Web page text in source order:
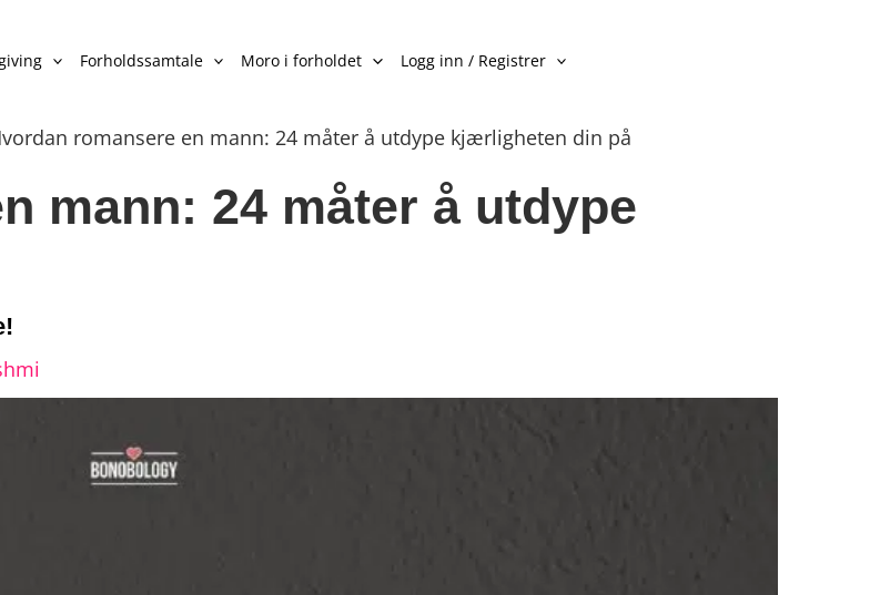
Forholdssamtale Moro i forholdet Logg inn / Registrer
romansere en mann: 24 måter å utdype kjærligheten din på
mann: 24 måter å utdype